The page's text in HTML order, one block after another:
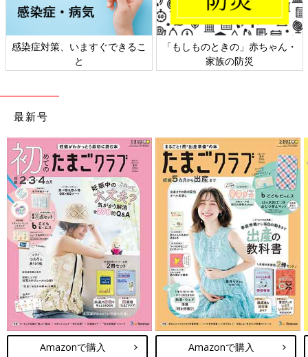
日本外来小児科学会リーフレッ
ト検討会
六星占術 細木かおりさんの人生
相談
最新号
Amazonで購入 Amazonで購入